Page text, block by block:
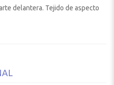
delantera. Tejido de aspecto